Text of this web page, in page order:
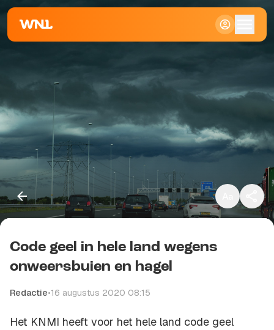
Klein
Kopieer link
Code geel in hele land wegens
onweersbuien en hagel
Redactie•16 augustus 2020 08:15
Het KNMI heeft voor het hele land code geel